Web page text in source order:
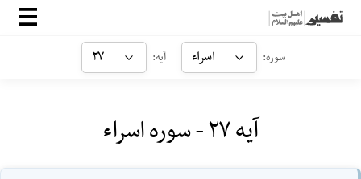
صفحه‌اصلی
سوره: اسراء آیه: ۲۷
آیه ۲۷ - سوره اسراء